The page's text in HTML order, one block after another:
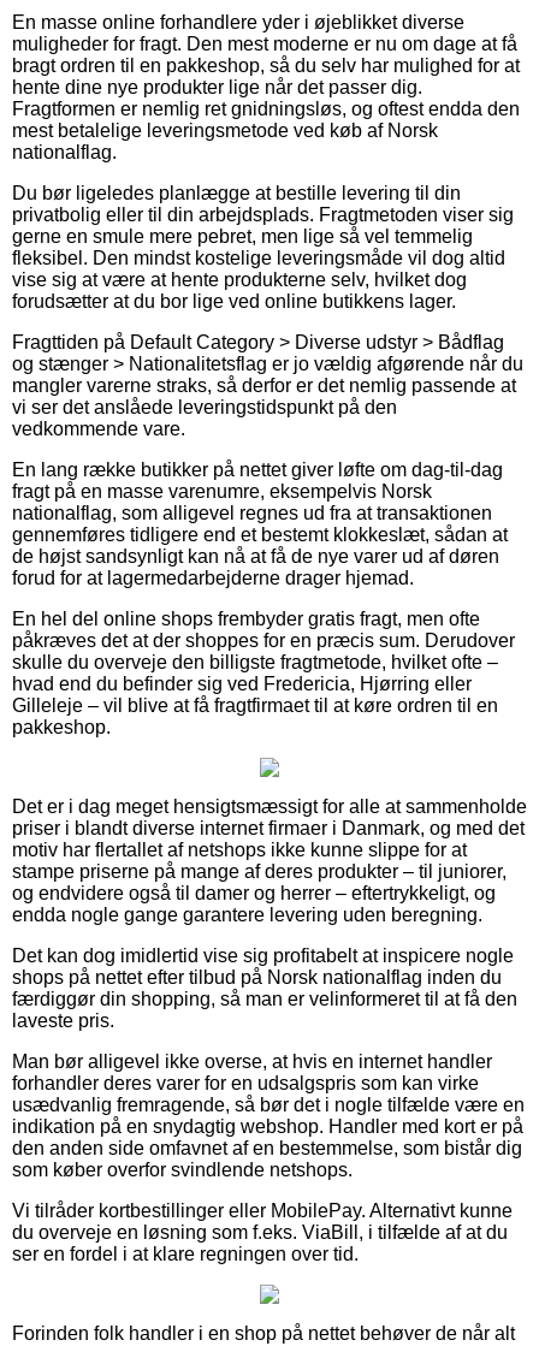
En masse online forhandlere yder i øjeblikket diverse
muligheder for fragt. Den mest moderne er nu om dage at få
bragt ordren til en pakkeshop, så du selv har mulighed for at
hente dine nye produkter lige når det passer dig.
Fragtformen er nemlig ret gnidningsløs, og oftest endda den
mest betalelige leveringsmetode ved køb af Norsk
nationalflag.
Du bør ligeledes planlægge at bestille levering til din
privatbolig eller til din arbejdsplads. Fragtmetoden viser sig
gerne en smule mere pebret, men lige så vel temmelig
fleksibel. Den mindst kostelige leveringsmåde vil dog altid
vise sig at være at hente produkterne selv, hvilket dog
forudsætter at du bor lige ved online butikkens lager.
Fragttiden på Default Category > Diverse udstyr > Bådflag
og stænger > Nationalitetsflag er jo vældig afgørende når du
mangler varerne straks, så derfor er det nemlig passende at
vi ser det anslåede leveringstidspunkt på den
vedkommende vare.
En lang række butikker på nettet giver løfte om dag-til-dag
fragt på en masse varenumre, eksempelvis Norsk
nationalflag, som alligevel regnes ud fra at transaktionen
gennemføres tidligere end et bestemt klokkeslæt, sådan at
de højst sandsynligt kan nå at få de nye varer ud af døren
forud for at lagermedarbejderne drager hjemad.
En hel del online shops frembyder gratis fragt, men ofte
påkræves det at der shoppes for en præcis sum. Derudover
skulle du overveje den billigste fragtmetode, hvilket ofte –
hvad end du befinder sig ved Fredericia, Hjørring eller
Gilleleje – vil blive at få fragtfirmaet til at køre ordren til en
pakkeshop.
Det er i dag meget hensigtsmæssigt for alle at sammenholde
priser i blandt diverse internet firmaer i Danmark, og med det
motiv har flertallet af netshops ikke kunne slippe for at
stampe priserne på mange af deres produkter – til juniorer,
og endvidere også til damer og herrer – eftertrykkeligt, og
endda nogle gange garantere levering uden beregning.
Det kan dog imidlertid vise sig profitabelt at inspicere nogle
shops på nettet efter tilbud på Norsk nationalflag inden du
færdiggør din shopping, så man er velinformeret til at få den
laveste pris.
Man bør alligevel ikke overse, at hvis en internet handler
forhandler deres varer for en udsalgspris som kan virke
usædvanlig fremragende, så bør det i nogle tilfælde være en
indikation på en snydagtig webshop. Handler med kort er på
den anden side omfavnet af en bestemmelse, som bistår dig
som køber overfor svindlende netshops.
Vi tilråder kortbestillinger eller MobilePay. Alternativt kunne
du overveje en løsning som f.eks. ViaBill, i tilfælde af at du
ser en fordel i at klare regningen over tid.
Forinden folk handler i en shop på nettet behøver de når alt